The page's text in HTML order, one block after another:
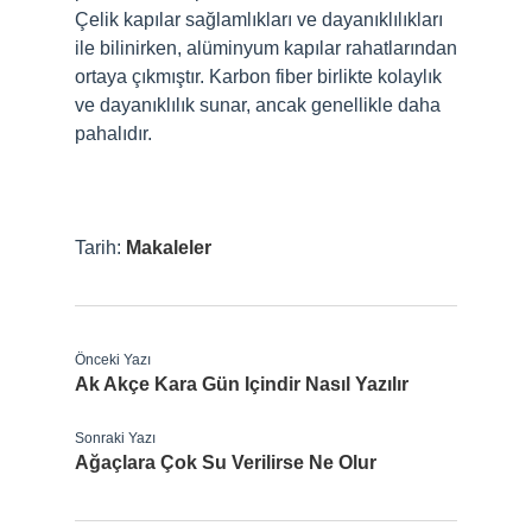
Çelik kapılar sağlamlıkları ve dayanıklılıkları
ile bilinirken, alüminyum kapılar rahatlarından
ortaya çıkmıştır. Karbon fiber birlikte kolaylık
ve dayanıklılık sunar, ancak genellikle daha
pahalıdır.
Tarih: Makaleler
Önceki Yazı
Ak Akçe Kara Gün Içindir Nasıl Yazılır
Sonraki Yazı
Ağaçlara Çok Su Verilirse Ne Olur